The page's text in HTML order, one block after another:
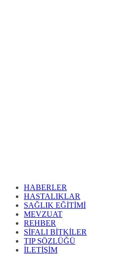
HABERLER
HASTALIKLAR
SAĞLIK EĞİTİMİ
MEVZUAT
REHBER
SİFALI BİTKİLER
TIP SÖZLÜĞÜ
İLETİŞİM